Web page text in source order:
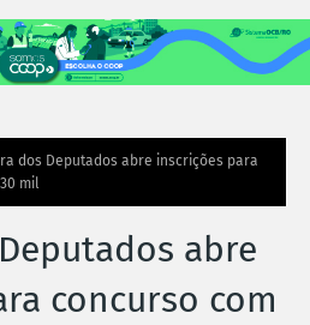
dos Deputados abre inscrições para
mil
abre
concurso com